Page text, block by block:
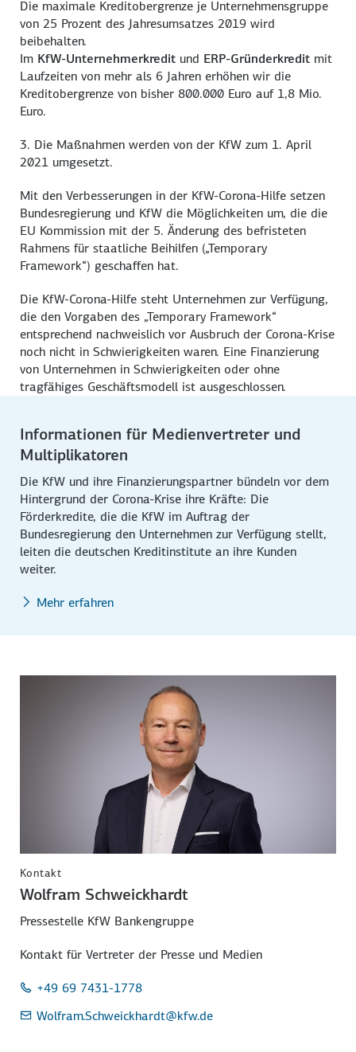
Die maximale Kreditobergrenze je Unternehmensgruppe
von 25 Prozent des Jahresumsatzes 2019 wird
beibehalten.
Im KfW-Unternehmerkredit und ERP-Gründerkredit mit
Laufzeiten von mehr als 6 Jahren erhöhen wir die
Kreditobergrenze von bisher 800.000 Euro auf 1,8 Mio.
Euro.
3. Die Maßnahmen werden von der KfW zum 1. April
2021 umgesetzt.
Mit den Verbesserungen in der KfW-Corona-Hilfe setzen
Bundesregierung und KfW die Möglichkeiten um, die die
EU Kommission mit der 5. Änderung des befristeten
Rahmens für staatliche Beihilfen („Temporary
Framework“) geschaffen hat.
Die KfW-Corona-Hilfe steht Unternehmen zur Verfügung,
die den Vorgaben des „Temporary Framework“
entsprechend nachweislich vor Ausbruch der Corona-Krise
noch nicht in Schwierigkeiten waren. Eine Finanzierung
von Unternehmen in Schwierigkeiten oder ohne
tragfähiges Geschäftsmodell ist ausgeschlossen.
Informationen für Medienvertreter und
Multiplikatoren
Die KfW und ihre Finanzierungspartner bündeln vor dem
Hintergrund der Corona-Krise ihre Kräfte: Die
Förderkredite, die die KfW im Auftrag der
Bundesregierung den Unternehmen zur Verfügung stellt,
leiten die deutschen Kreditinstitute an ihre Kunden
weiter.
Mehr erfahren
Kontakt
Wolfram Schweickhardt
Pressestelle KfW Bankengruppe
Kontakt für Vertreter der Presse und Medien
+49 69 7431-1778
Wolfram.Schweickhardt@kfw.de